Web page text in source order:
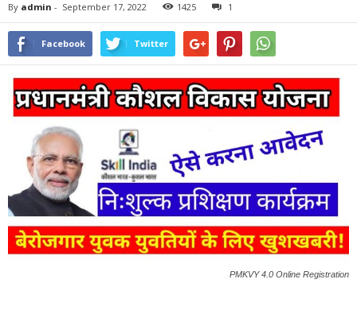
By admin - September 17, 2022 1425 1
Facebook Twitter
PMKVY 4.0 Online Registration